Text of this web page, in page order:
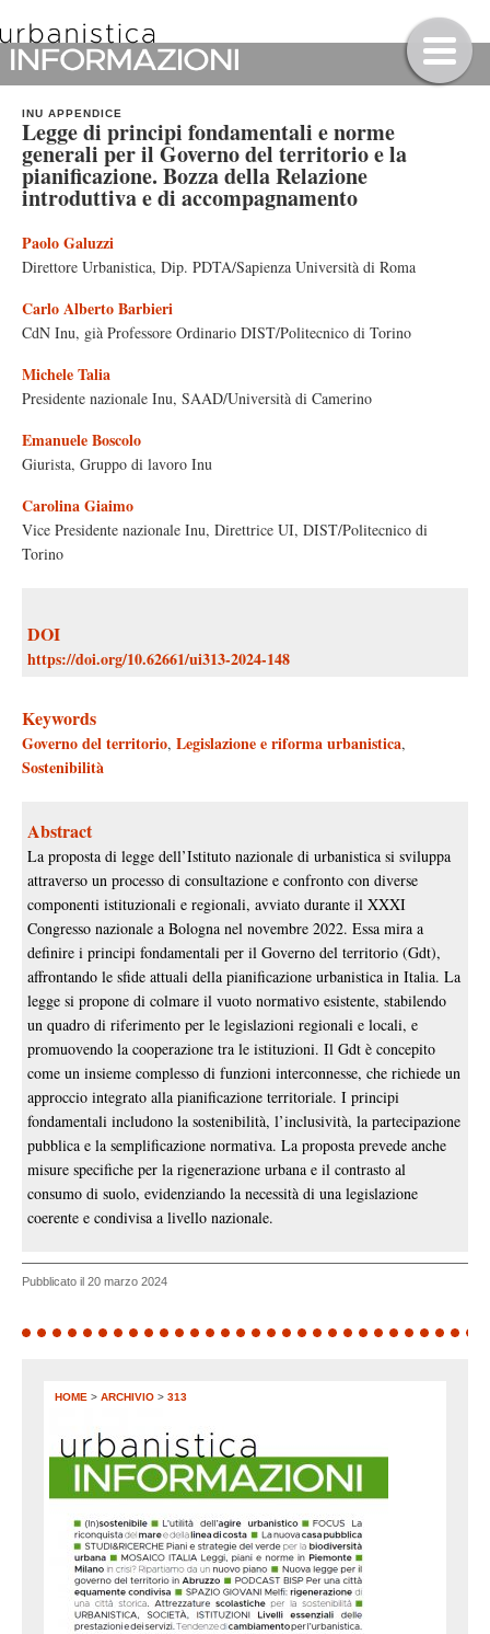
INU APPENDICE
Legge di principi fondamentali e norme
generali per il Governo del territorio e la
pianificazione. Bozza della Relazione
introduttiva e di accompagnamento
Paolo Galuzzi
Direttore Urbanistica, Dip. PDTA/Sapienza Università di Roma
Carlo Alberto Barbieri
CdN Inu, già Professore Ordinario DIST/Politecnico di Torino
Michele Talia
Presidente nazionale Inu, SAAD/Università di Camerino
Emanuele Boscolo
Giurista, Gruppo di lavoro Inu
Carolina Giaimo
Vice Presidente nazionale Inu, Direttrice UI, DIST/Politecnico di
Torino
DOI
https://doi.org/10.62661/ui313-2024-148
Keywords
Governo del territorio, Legislazione e riforma urbanistica,
Sostenibilità
Abstract
La proposta di legge dell’Istituto nazionale di urbanistica si sviluppa
attraverso un processo di consultazione e confronto con diverse
componenti istituzionali e regionali, avviato durante il XXXI
Congresso nazionale a Bologna nel novembre 2022. Essa mira a
definire i principi fondamentali per il Governo del territorio (Gdt),
affrontando le sfide attuali della pianificazione urbanistica in Italia. La
legge si propone di colmare il vuoto normativo esistente, stabilendo
un quadro di riferimento per le legislazioni regionali e locali, e
promuovendo la cooperazione tra le istituzioni. Il Gdt è concepito
come un insieme complesso di funzioni interconnesse, che richiede un
approccio integrato alla pianificazione territoriale. I principi
fondamentali includono la sostenibilità, l’inclusività, la partecipazione
pubblica e la semplificazione normativa. La proposta prevede anche
misure specifiche per la rigenerazione urbana e il contrasto al
consumo di suolo, evidenziando la necessità di una legislazione
coerente e condivisa a livello nazionale.
Pubblicato il 20 marzo 2024
HOME > ARCHIVIO > 313